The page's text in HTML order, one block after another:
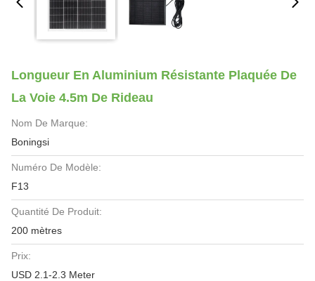
Longueur En Aluminium Résistante Plaquée De
La Voie 4.5m De Rideau
Nom De Marque:
Boningsi
Numéro De Modèle:
F13
Quantité De Produit:
200 mètres
Prix:
USD 2.1-2.3 Meter